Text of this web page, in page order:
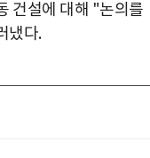
건설에 대해 "논의를
냈다.